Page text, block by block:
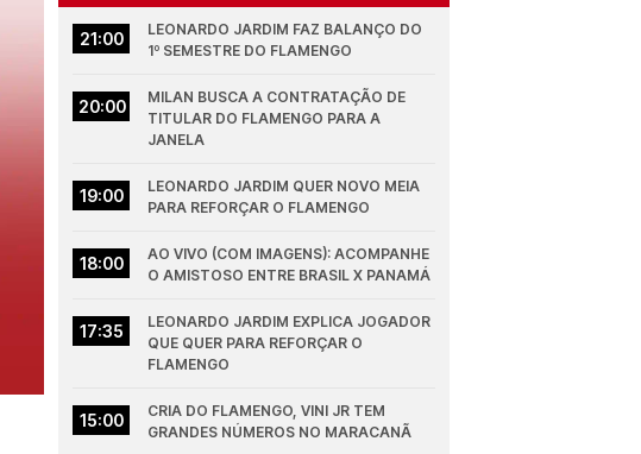
21:00
LEONARDO JARDIM FAZ BALANÇO DO
1º SEMESTRE DO FLAMENGO
20:00
MILAN BUSCA A CONTRATAÇÃO DE
TITULAR DO FLAMENGO PARA A
JANELA
19:00
LEONARDO JARDIM QUER NOVO MEIA
PARA REFORÇAR O FLAMENGO
18:00
AO VIVO (COM IMAGENS): ACOMPANHE
O AMISTOSO ENTRE BRASIL X PANAMÁ
17:35
LEONARDO JARDIM EXPLICA JOGADOR
QUE QUER PARA REFORÇAR O
FLAMENGO
15:00
CRIA DO FLAMENGO, VINI JR TEM
GRANDES NÚMEROS NO MARACANÃ